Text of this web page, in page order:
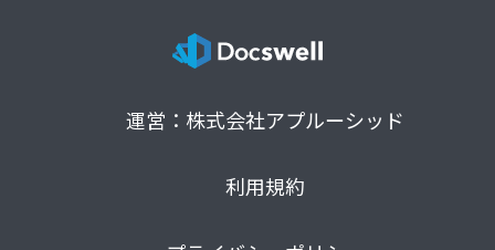
運営：株式会社アプルーシッド
利用規約